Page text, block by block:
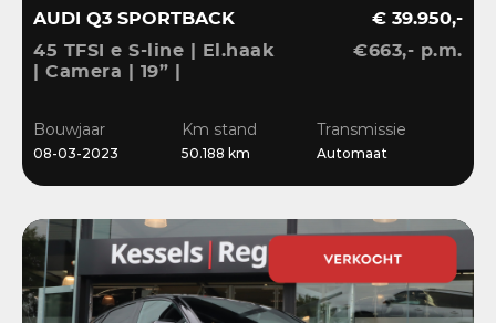
AUDI Q3 SPORTBACK
45 TFSI e S-line | El.haak
| Camera | 19” |
€ 39.950,-
€663,- p.m.
Bouwjaar
08-03-2023
Km stand
50.188 km
Transmissie
Automaat